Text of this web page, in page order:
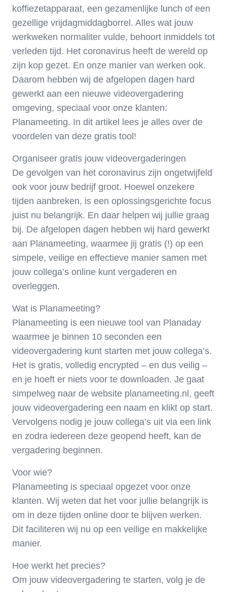
koffiezetapparaat, een gezamenlijke lunch of een
gezellige vrijdagmiddagborrel. Alles wat jouw
werkweken normaliter vulde, behoort inmiddels tot
verleden tijd. Het coronavirus heeft de wereld op
zijn kop gezet. En onze manier van werken ook.
Daarom hebben wij de afgelopen dagen hard
gewerkt aan een nieuwe videovergadering
omgeving, speciaal voor onze klanten:
Planameeting. In dit artikel lees je alles over de
voordelen van deze gratis tool!
Organiseer gratis jouw videovergaderingen
De gevolgen van het coronavirus zijn ongetwijfeld
ook voor jouw bedrijf groot. Hoewel onzekere
tijden aanbreken, is een oplossingsgerichte focus
juist nu belangrijk. En daar helpen wij jullie graag
bij. De afgelopen dagen hebben wij hard gewerkt
aan Planameeting, waarmee jij gratis (!) op een
simpele, veilige en effectieve manier samen met
jouw collega’s online kunt vergaderen en
overleggen.
Wat is Planameeting?
Planameeting is een nieuwe tool van Planaday
waarmee je binnen 10 seconden een
videovergadering kunt starten met jouw collega’s.
Het is gratis, volledig encrypted – en dus veilig –
en je hoeft er niets voor te downloaden. Je gaat
simpelweg naar de website planameeting.nl, geeft
jouw videovergadering een naam en klikt op start.
Vervolgens nodig je jouw collega’s uit via een link
en zodra iedereen deze geopend heeft, kan de
vergadering beginnen.
Voor wie?
Planameeting is speciaal opgezet voor onze
klanten. Wij weten dat het voor jullie belangrijk is
om in deze tijden online door te blijven werken.
Dit faciliteren wij nu op een veilige en makkelijke
manier.
Hoe werkt het precies?
Om jouw videovergadering te starten, volg je de